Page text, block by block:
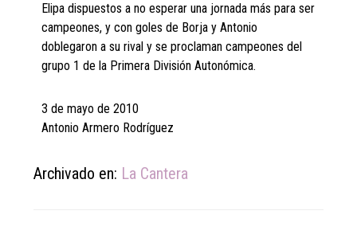
Elipa dispuestos a no esperar una jornada más para ser
campeones, y con goles de Borja y Antonio
doblegaron a su rival y se proclaman campeones del
grupo 1 de la Primera División Autonómica.
3 de mayo de 2010
Antonio Armero Rodríguez
Archivado en: La Cantera